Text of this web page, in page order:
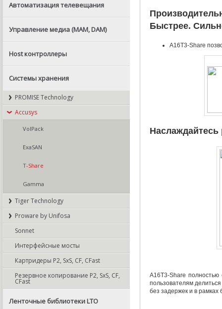
Автоматизация телевещания
Управление медиа (MAM, DAM)
Host контроллеры
Системы хранения
PROMISE Technology
Accusys
VolPack
ExaSAN
T-Share
Gamma
Tiger Technology
Proware by Unifosa
Sonnet
Интерфейсные мосты
Картридеры P2, SxS, CF, CFast
Резервное копирование P2, SxS, CF,
CFast
Ленточные библиотеки LTO
Быстрее.
A16T3-Share
Наслаждайтесь
A16T3-Share
пользователям
без задержек и в рамках